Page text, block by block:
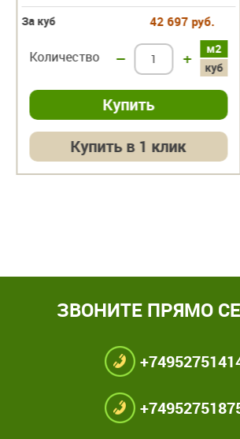
За куб 42 697 руб.
м2
куб
Количество – +
Купить в 1 клик
ЗВОНИТЕ ПРЯМО